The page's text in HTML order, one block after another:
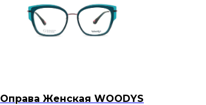
Оправа Женская WOODYS